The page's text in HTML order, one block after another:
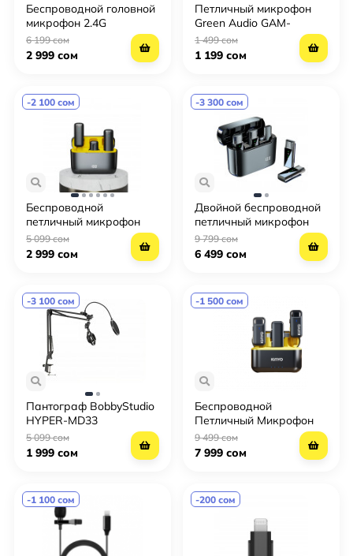
Беспроводной головной
микрофон 2.4G
6 199 сом
2 999 сом
Петличный микрофон
Green Audio GAM-
140(Iphone)
1 499 сом
1 199 сом
-2 100 сом
Беспроводной
петличный микрофон
J13 PRO
5 099 сом
2 999 сом
-3 300 сом
Двойной беспроводной
петличный микрофон
S16S (Lightning)
9 799 сом
6 499 сом
-3 100 сом
Пантограф BobbyStudio
HYPER-MD33
5 099 сом
1 999 сом
-1 500 сом
Беспроводной
Петличный Микрофон
Kinyo M36 (двойной)
9 499 сом
7 999 сом
-1 100 сом -200 сом